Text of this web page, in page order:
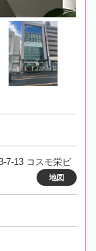
7-13 コスモ栄ビ
地図